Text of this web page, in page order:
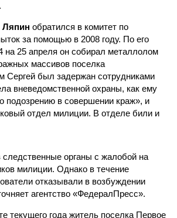
.
Ляпин обратился в комитет по
за помощью в 2008 году. По его
на 25 апреля он собирал металлолом
массивов поселка
Сергей был задержан сотрудниками
вневедомственной охраны, как ему
подозрению в совершении краж», и
отдел милиции. В отделе били и
следственные органы с жалобой на
милиции. Однако в течение
отказывали в возбуждении
агентство «ФедералПресс».
текущего года житель поселка Первое